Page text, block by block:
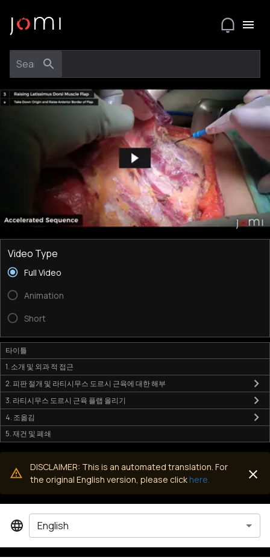
Video Type
Full Video
Animation
Short
타이틀
1. 소개 및 외과 적 접근
2. 피판 절개 및 라티시무스 도르시 근육에 대한 해부
3. 라티시무스 도르시 근육 플랩 올리기
4. 조옮김
5. 재건 및 폐쇄
DISCLAIMER: This is an automated translation. For
the original English version, please click here.
English